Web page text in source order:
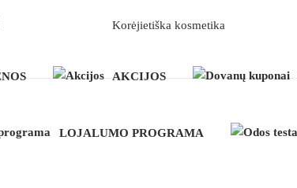
AKCIJOS
LOJALUMO PROGRAMA